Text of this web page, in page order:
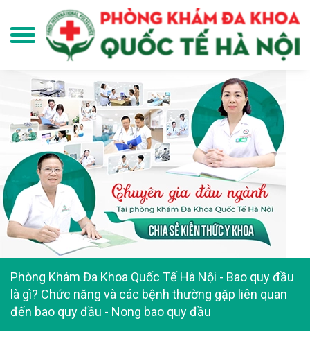
Phòng Khám Đa Khoa Quốc Tế Hà Nội - Bao quy đầu
là gì? Chức năng và các bệnh thường gặp liên quan
đến bao quy đầu - Nong bao quy đầu